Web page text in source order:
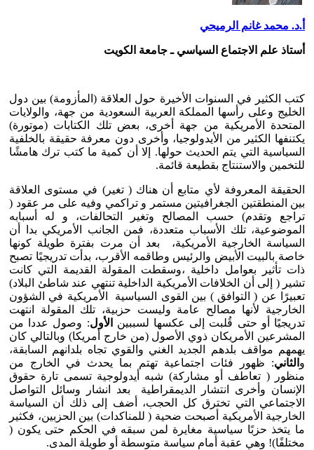
أ.د. محمد غانم الرميحي
أستاذ علم الاجتماع السياسي ـ جامعة الكويت
كتب الكثير في السنوات الأخيرة حول العلاقة (المأزومة) بين دول
الخليج وعلى رأسها المملكة العربية السعودية من جهة، والولايات
المتحدة الأمريكية من جهة أخرى، بعض تلك الكتابات (موتورة)
يكتنفها الكثير من الأيدولوجيا، وأخرى دون معرفة حقيقة بالخلفية
السياسية التي يتم الحديث حولها. إلا أن كمية ما كتب ترك هامشًا
للتخمين والاستنتاج بقطيعة قائمة.
الحقيقة المعروفة لأي متابع أن هناك ( تغير) في مستوى العلاقة
بين المنطقتين الجغرافيتين مستمر و تراكمي وفيه على مر عقود (
تراجع وتقدم) حسب المصالح وتغير التحالفات، و له أسبابه
الموضوعية، تلك الأسباب متعددة، فمن الجانب الأمريكي بدا أن
السياسة الخارجية الأمريكية، بعد أن مرت بفترة طويلة كونها
خاصة بالبيت الأبيض والرئيس وطاقمه الأقرب، بدأت تدريجيًا تصبح
ذات تأثير بعوامل داخلية ،وسقطت المقولة القديمة التي كانت
تشير ( إلى أن الخلافات الأمريكية الداخلية تنتهي عند شاطئ البلاد)
تعبيرًا عن ( التوافق ) بين القوى السياسية الأمريكية في الشؤون
الخارجية لأنها مصالح عامة وليست حزبية، تلك المقولة انتهت
تدريجيًا أو حتى قُلبت إلى عكسها لسببين
الأول: وصول عددا من
المشرعين الأمريكان ذوي الأصول (من خارج أمريكا) وبالتالي كان
يهمهم مواقف بلدهم الجديد الغني والقوي تجاه بلدانهم السابقة،
و الثاني: ظهور فئات اجتماعية تهتم بما يحدث في الخارج من
منظور ( تعاطف أو مشاركة) شبه أيدولوجية تسمى تارة حقوق
الإنسان وأخرى انتشار الديمقراطية بعد انشار وسائل التواصل
الاجتماعي التي تخترق كل الحجب، أضف إلى ذلك أن السياسة
الخارجية الأمريكية أصبحت ضحية ( للمناكدات) بين الحزبين، فكثير
ما يتخذ حزبًا سياسية مغايرة لمن سبقه في الحكم حتى يكون (
مختلفًا)! وهي عقبة أمام سياسة متوسطة أو طويلة المدى.